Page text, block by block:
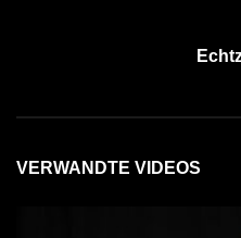
VERWANDTE VIDEOS